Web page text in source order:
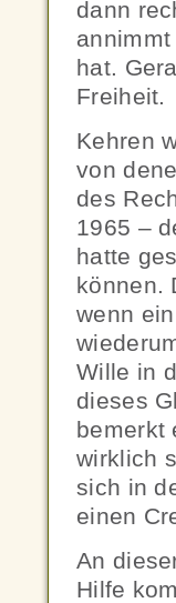
dann
hat.
Freiheit.
Kehren
von
des
1965 –
hatte
können.
wenn
Wille in
dieses
bemerkt
wirklich
sich in
einen
An
Hilfe